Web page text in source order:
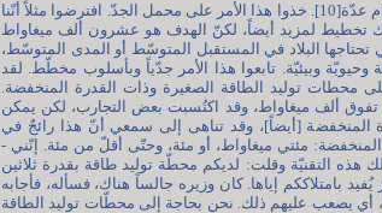
الموضوع التالي هو عشرون ألف ميغاواط التي أعلنّاها قبل أعوام عدّة[10]. خذوا هذا الأمر على محمل الجدّ. افترضوا مثلاً أنّنا
النوويّة وهناك تخطيط لمزيد أيضاً، لكنّ الهدف هو عشرون ألف ميغاواط
تحتاجها البلاد في المستقبل المتوسّط أو المدى المتوسّط،
وبيئيّة. تابعوا هذا الأمر جدّياً وبأسلوب مخطّط. لقد
الطابق العلوي[11]، عن العمل على محطات توليد الطاقة الصغيرة وذات القدرة المنخفضة.
ألف ميغاواط، وقد اكتُسبت بعض التجارب، لكن يمكن
المنخفضة [أيضاً]، وقد تناهى إلى سمعي أنّ هذا رائجٌ في
مئتي ميغاواط، أو مئة، وحتّى أقلّ من مئة. إنّني -
التقنيّة وقلت: لديكم محطّة توليد طاقة بقدرة ثلاثين
بامتلاككم إياها. كان وزيره جالساً هناك، فسأله، فأجابه
أي يصعب عليهم ذلك. نحن بحاجة إلى محطّات توليد الطاقة